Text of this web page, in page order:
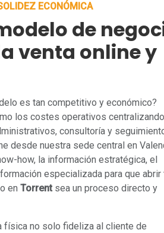
ECONÓMICA
de
venta online y
es tan competitivo y económico?
los costes operativos centralizando
consultoría y
desde nuestra sede central en
how, la información estratégica, el
especializada para que abrir
en Torrent sea un proceso directo y
física no solo fideliza al cliente de